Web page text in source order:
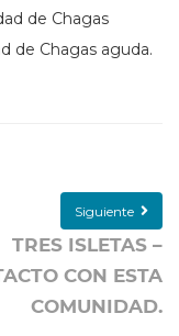
de Chagas
de Chagas aguda.
Siguiente
TRES ISLETAS –
CON ESTA
COMUNIDAD.